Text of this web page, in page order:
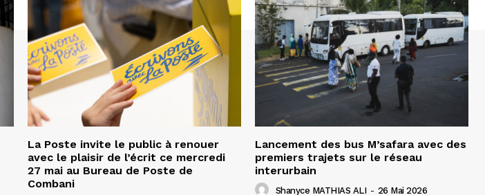
La Poste invite le public à renouer
avec le plaisir de l’écrit ce mercredi
27 mai au Bureau de Poste de
Combani
Lancement des bus M’safara avec des
premiers trajets sur le réseau
interurbain
Shanyce MATHIAS ALI - 26 Mai 2026